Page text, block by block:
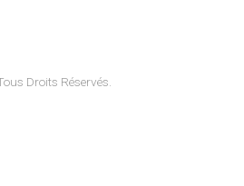
Droits Réservés.